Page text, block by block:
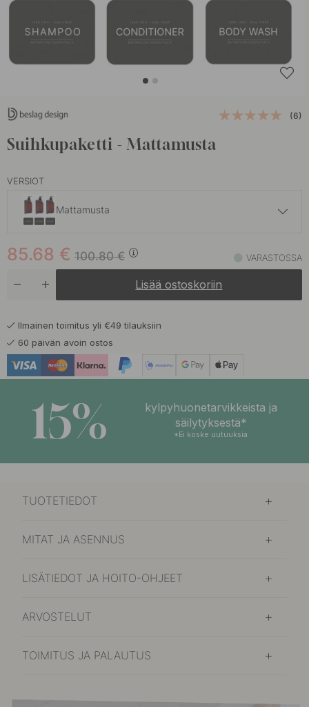
(6)
Suihkupaketti - Mattamusta
VERSIOT
Mattamusta
Kromi Varastossa
85.68 €
Varastossa
100.80€
85.68 € VARASTOSSA
Lisää ostoskoriin
Ilmainen toimitus yli €49 tilauksiin
60 päivän avoin ostos
15%
kylpyhuonetarvikkeista ja
säilytyksestä*
*Ei koske uutuuksia
TUOTETIEDOT
MITAT JA ASENNUS
LISÄTIEDOT JA HOITO-OHJEET
ARVOSTELUT
TOIMITUS JA PALAUTUS